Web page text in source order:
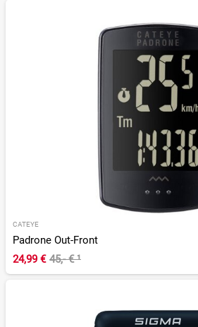
CATEYE
Padrone Out-Front
24,99 € 45,- €¹